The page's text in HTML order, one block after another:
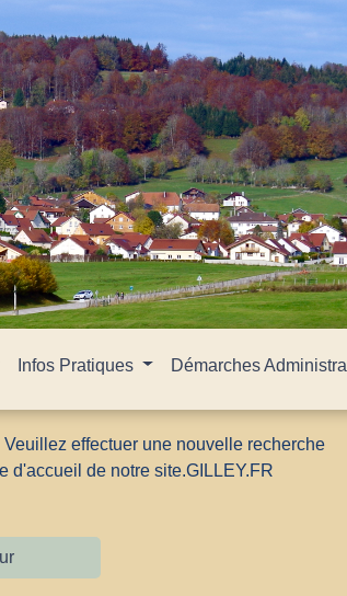
Infos Pratiques Démarches
effectuer une nouvelle recherche
d'accueil de notre site.GILLEY.FR